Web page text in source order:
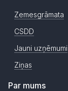
Zemesgrāmata
CSDD
Jauni uzņēmumi
Ziņas
Par mums